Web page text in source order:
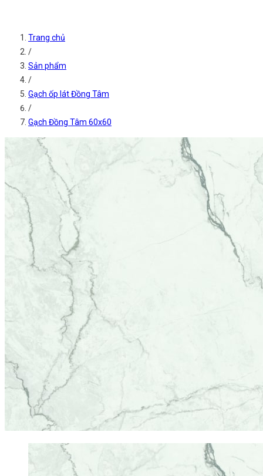
Trang chủ
/
Sản phẩm
/
Gạch ốp lát Đồng Tâm
/
Gạch Đồng Tâm 60x60